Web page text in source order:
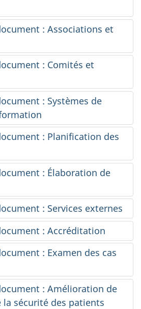
: Associations et
: Comités et
: Systèmes de
: Planification des
: Élaboration de
: Services externes
: Accréditation
: Examen des cas
: Amélioration de
sécurité des patients